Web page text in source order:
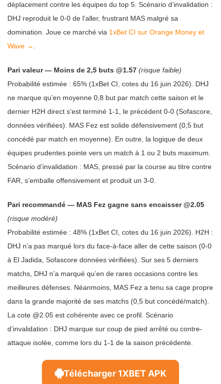
déplacement contre les équipes du top 5. Scénario d’invalidation :
DHJ reproduit le 0-0 de l’aller, frustrant MAS malgré sa
domination. Joue ce marché via 1xBet CI sur Orange Money et
Wave →
Pari valeur — Moins de 2,5 buts @1.57 (risque faible)
Probabilité estimée : 65% (1xBet CI, cotes du 16 juin 2026). DHJ
ne marque qu’en moyenne 0,8 but par match cette saison et le
dernier H2H direct s’est terminé 1-1, le précédent 0-0 (Sofascore,
données vérifiées). MAS Fez est solide défensivement (0,5 but
concédé par match en moyenne). En outre, la logique de deux
équipes prudentes pointe vers un match à 1 ou 2 buts maximum.
Scénario d’invalidation : MAS, pressé par la course au titre contre
FAR, s’emballe offensivement et produit un 3-0.
Pari recommandé — MAS Fez gagne sans encaisser @2.05
(risque modéré)
Probabilité estimée : 48% (1xBet CI, cotes du 16 juin 2026). H2H :
DHJ n’a pas marqué lors du face-à-face aller de cette saison (0-0
à El Jadida, Sofascore données vérifiées). Sur ses 5 derniers
matchs, DHJ n’a marqué qu’en de rares occasions contre les
meilleures défenses. Néanmoins, MAS Fez a tenu sa cage propre
dans la grande majorité de ses matchs (0,5 but concédé/match).
La cote @2.05 est cohérente avec ce profil. Scénario
d’invalidation : DHJ marque sur coup de pied arrêté ou contre-
attaque isolée, comme lors du 1-1 de la saison précédente.
Télécharger 1XBET APK